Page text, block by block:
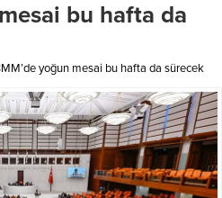
bu hafta da
yoğun mesai bu hafta da sürecek